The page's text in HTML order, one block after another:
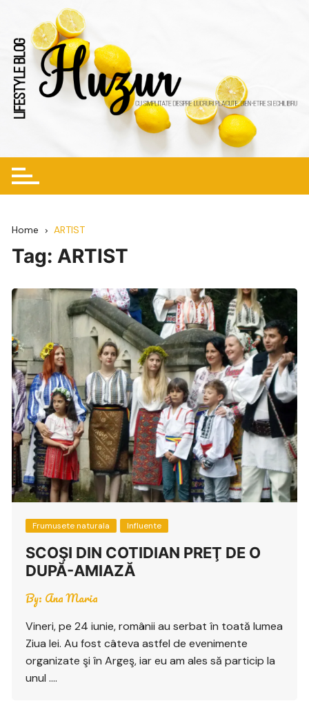
content
Home ARTIST
Tag: ARTIST
Frumusete naturala Influente
SCOŞI DIN COTIDIAN PREŢ DE O
DUPĂ-AMIAZĂ
By: Ana Maria
Vineri, pe 24 iunie, românii au serbat în toată lumea
Ziua Iei. Au fost câteva astfel de evenimente
organizate şi în Argeş, iar eu am ales să particip la
unul ….